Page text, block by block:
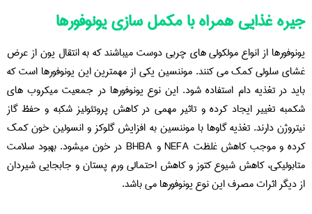
جیره غذایی همراه با مکمل سازی یونوفورها
یونوفورها از انواع مولکولی های چربی دوست میباشند که به انتقال یون از عرض
غشای سلولی کمک می کنند. موننسین یکی از مهمترین این یونوفورها است که
باید در تغذیه دام استفاده شود. این نوع یونوفورها در جمعیت میکروب های
شکمبه تغییر ایجاد کرده و تاثیر مهمی در کاهش پروتئولیز شکبه و حفظ گاز
نیتروژن دارند. تغذیه گاوها با موننسین به افزایش گلوکز و انسولین خون کمک
کرده و موجب کاهش غلظت NEFA و BHBA در خون میشود. بهبود سلامت
متابولیکی، کاهش شیوع کتوز و کاهش احتمالی ورم پستان و جابجایی شیردان
از دیگر اثرات مصرف این نوع یونوفورها می باشد.